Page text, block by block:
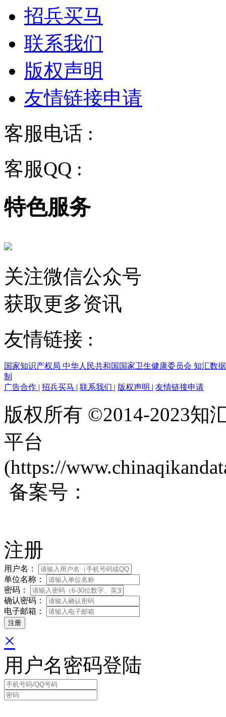
招兵买马
联系我们
版权声明
友情链接申请
客服电话 :
客服QQ :
特色服务
关注微信公众号
获取更多资讯
友情链接 :
国家知识产权局 中华人民共和国国家卫生健康委员会 知汇数
制
广告合作 | 招兵买马 | 联系我们 | 版权声明 | 友情链接申请
版权所有 ©2014-2023知
平台
(https://
备案号：
注册
用户名：
单位名称：
密码：
确认密码：
电子邮箱：
×
用户名密码登陆